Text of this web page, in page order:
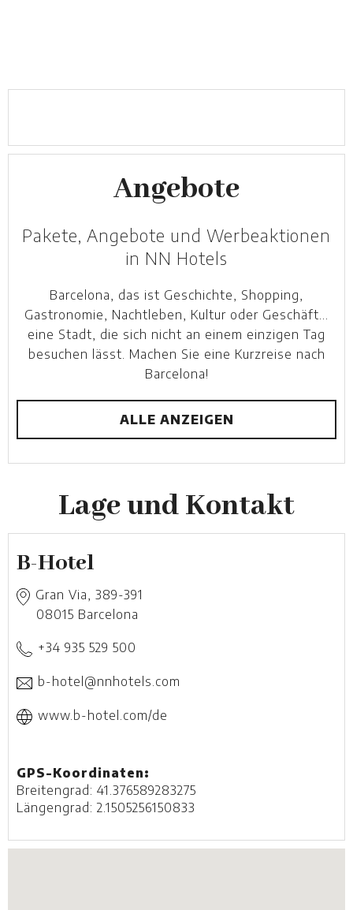
Angebote
Pakete, Angebote und Werbeaktionen
in NN Hotels
Barcelona, das ist Geschichte, Shopping,
Gastronomie, Nachtleben, Kultur oder Geschäft…
eine Stadt, die sich nicht an einem einzigen Tag
besuchen lässt. Machen Sie eine Kurzreise nach
Barcelona!
ALLE ANZEIGEN
Lage und Kontakt
B-Hotel
Gran Via, 389-391
08015 Barcelona
+34 935 529 500
b-hotel@nnhotels.com
www.b-hotel.com/de
GPS-Koordinaten:
Breitengrad: 41.376589283275
Längengrad: 2.1505256150833